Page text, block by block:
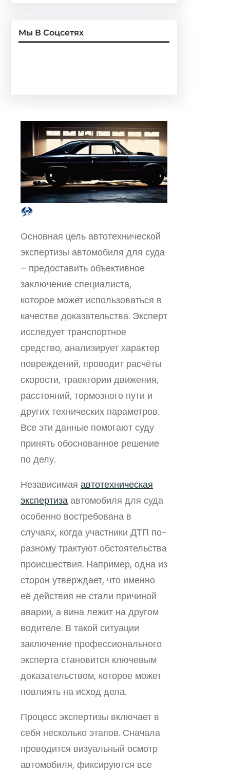
Мы В Соцсетях
Основная цель автотехнической
экспертизы автомобиля для суда
– предоставить объективное
заключение специалиста,
которое может использоваться в
качестве доказательства. Эксперт
исследует транспортное
средство, анализирует характер
повреждений, проводит расчёты
скорости, траектории движения,
расстояний, тормозного пути и
других технических параметров.
Все эти данные помогают суду
принять обоснованное решение
по делу.
Независимая автотехническая
экспертиза автомобиля для суда
особенно востребована в
случаях, когда участники ДТП по-
разному трактуют обстоятельства
происшествия. Например, одна из
сторон утверждает, что именно
её действия не стали причиной
аварии, а вина лежит на другом
водителе. В такой ситуации
заключение профессионального
эксперта становится ключевым
доказательством, которое может
повлиять на исход дела.
Процесс экспертизы включает в
себя несколько этапов. Сначала
проводится визуальный осмотр
автомобиля, фиксируются все